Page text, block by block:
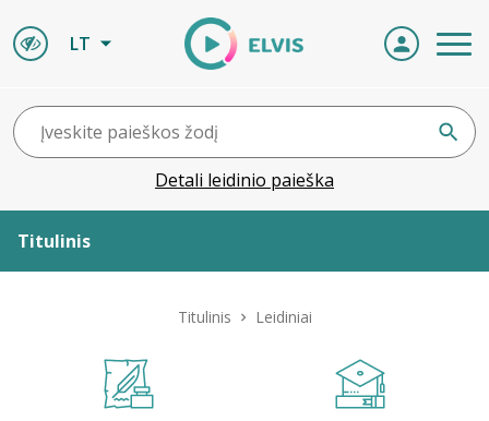
LT
Detali leidinio paieška
Titulinis
Titulinis Leidiniai